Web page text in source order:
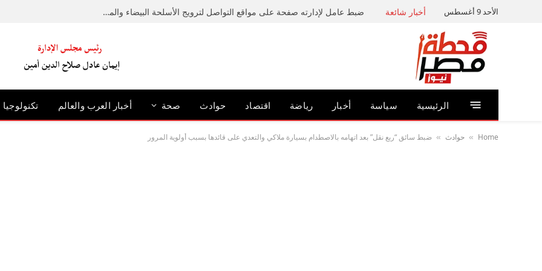
الأحد 9 أغسطس أخبار شائعة ضبط عامل لإدارته صفحة على مواقع التواصل لترويج الأسلحة البيضاء والمخدرات
الرئيسية سياسة أخبار رياضة اقتصاد حوادث صحة أخبار العرب والعالم تكنولوجيا
Home
» حوادث » ضبط سائق “ربع نقل” بعد اتهامه بالاصطدام بسيارة ملاكي والتعدي على قائدها بسبب أولوية المرور